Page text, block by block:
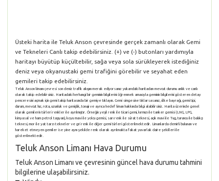
Üsteki harita ile Teluk Anson çevresinde gerçek zamanlı olarak Gemi
ve Tekneleri Canlı takip edebilirsiniz. (+) ve (-) butonları yardımıyla
haritayı büyütüp küçültebilir, sağa veya sola sürükleyerek istediğiniz
deniz veya okyanustaki gemi trafiğini görebilir ve seyahat eden
gemileri takip edebilirsiniz.
Teluk Anson limanı çevresi son deniz trafik akışını merak ediyorsanız yukarıdaki haritadan mevcut durumu anlık ve canlı
olarak takip edebilirsiniz. Haritadaki herhangi bir geminin bilgilerini öğrenmek amacıyla geminin bilgilerini gösteren detay
penceresini açmak için gemi takip haritasında bir gemiye tıklayın. Gemi simgesine tıklarsasanız, ülke bayrağı, gemi tipi,
durum, mevcut hız, rota, uzunluk ve genişlik, tonajı ve ayrıca hedef liman hakkında bilgi alabilirsiniz. Harita üzerinde genel
olarak gemilerin türleri renkler ile ayrılmıştır. Örneğin yeşil renk ile ticari gemi, kırmızı ile tanker gemisi (LNG, LPG,
kimyasal ve ham petrol taşıyan), koyu mavi ile yolcu gemisi, sarı renk ile sürat teknesi, açık mavi ile Tug, turuncu ile balıkçı
teknesi, mor ile yat tarzı tekneler ve gri renk ile diğer gemi türleri gösterilmektedir. Limanlarda demirli bulunan ve
hareket etmeyen gemiler ise yine aynı şekilde renk olarak ayrılmakta fakat yuvarlak daire şekilleri ile
gösterilmektedir.
Teluk Anson Limanı Hava Durumu
Teluk Anson Limanı ve çevresinin güncel hava durumu tahmini
bilgilerine ulaşabilirsiniz.